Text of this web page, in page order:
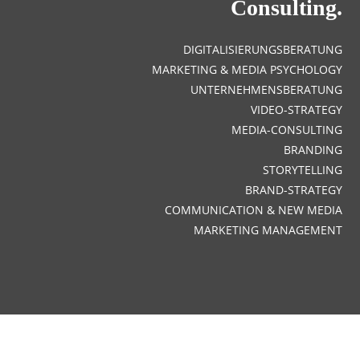
Consulting.
DIGITALISIERUNGSBERATUNG
MARKETING & MEDIA PSYCHOLOGY
UNTERNEHMENSBERATUNG
VIDEO-STRATEGY
MEDIA-CONSULTING
BRANDING
STORYTELLING
BRAND-STRATEGY
COMMUNICATION & NEW MEDIA
MARKETING MANAGEMENT